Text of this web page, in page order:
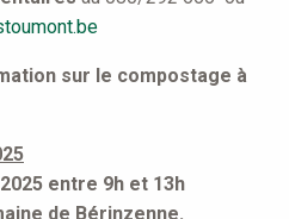
sur le compostage à
entre 9h et 13h
de Bérinzenne.